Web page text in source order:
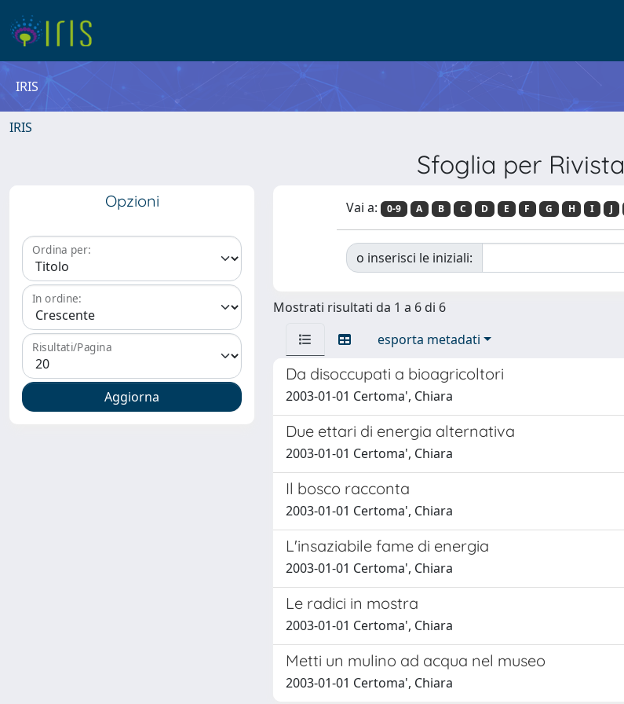
IRIS
IRIS
Sfoglia per Rivista
Opzioni
Ordina per:
In ordine:
Risultati/Pagina
Vai a: 0-9 A B C D E F G H I J
o inserisci le iniziali:
Mostrati risultati da 1 a 6 di 6
esporta metadati
Da disoccupati a bioagricoltori
2003-01-01 Certoma', Chiara
Due ettari di energia alternativa
2003-01-01 Certoma', Chiara
Il bosco racconta
2003-01-01 Certoma', Chiara
L'insaziabile fame di energia
2003-01-01 Certoma', Chiara
Le radici in mostra
2003-01-01 Certoma', Chiara
Metti un mulino ad acqua nel museo
2003-01-01 Certoma', Chiara